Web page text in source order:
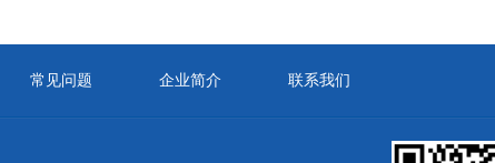
常见问题 企业简介 联系我们